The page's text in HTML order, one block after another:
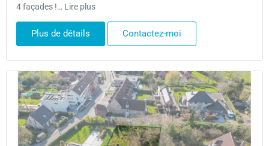
4 façades !… Lire plus
Plus de détails Contactez-moi